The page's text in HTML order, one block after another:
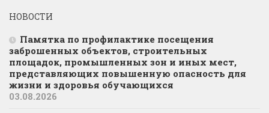
НОВОСТИ
Памятка по профилактике посещения
заброшенных объектов, строительных
площадок, промышленных зон и иных мест,
представляющих повышенную опасность для
жизни и здоровья обучающихся
03.08.2026